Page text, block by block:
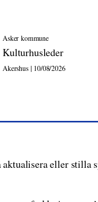
Asker kommune
Kulturhusleder
Akershus | 10/08/2026
eller stilla